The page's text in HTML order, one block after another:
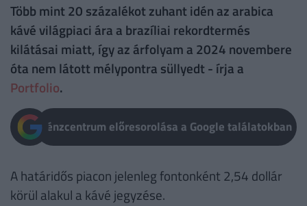
Több mint 20 százalékot zuhant idén az arabica
kávé világpiaci ára a brazíliai rekordtermés
kilátásai miatt, így az árfolyam a 2024 novembere
óta nem látott mélypontra süllyedt - írja a
Portfolio.
Pénzcentrum előresorolása a Google találatokban
A határidős piacon jelenleg fontonként 2,54 dollár
körül alakul a kávé jegyzése.